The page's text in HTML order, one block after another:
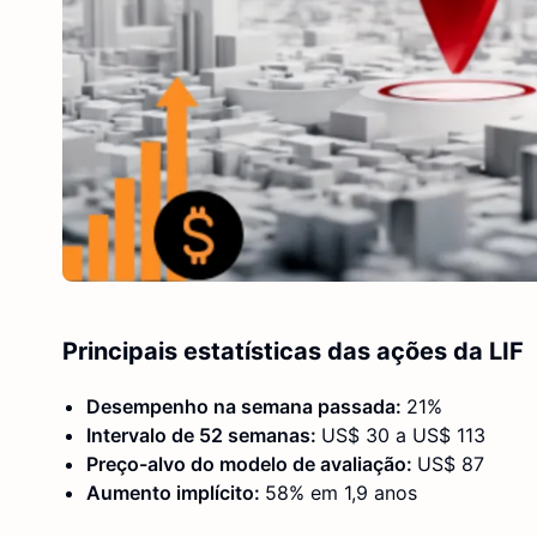
Principais estatísticas das ações da LIF
Desempenho na semana passada: 21%
Intervalo de 52 semanas: US$ 30 a US$ 113
Preço-alvo do modelo de avaliação: US$ 87
Aumento implícito: 58% em 1,9 anos